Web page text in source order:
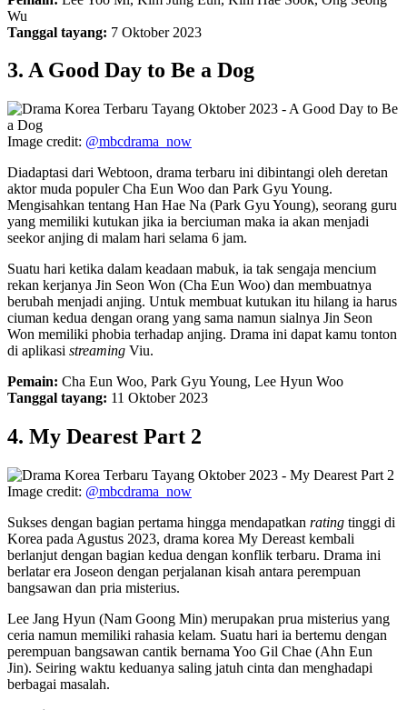
Wu
Tanggal tayang: 7 Oktober 2023
3. A Good Day to Be a Dog
Image credit: @mbcdrama_now
Diadaptasi dari Webtoon, drama terbaru ini dibintangi oleh deretan
aktor muda populer Cha Eun Woo dan Park Gyu Young.
Mengisahkan tentang Han Hae Na (Park Gyu Young), seorang guru
yang memiliki kutukan jika ia berciuman maka ia akan menjadi
seekor anjing di malam hari selama 6 jam.
Suatu hari ketika dalam keadaan mabuk, ia tak sengaja mencium
rekan kerjanya Jin Seon Won (Cha Eun Woo) dan membuatnya
berubah menjadi anjing. Untuk membuat kutukan itu hilang ia harus
ciuman kedua dengan orang yang sama namun sialnya Jin Seon
Won memiliki phobia terhadap anjing. Drama ini dapat kamu tonton
di aplikasi streaming Viu.
Pemain: Cha Eun Woo, Park Gyu Young, Lee Hyun Woo
Tanggal tayang: 11 Oktober 2023
4. My Dearest Part 2
Image credit: @mbcdrama_now
Sukses dengan bagian pertama hingga mendapatkan rating tinggi di
Korea pada Agustus 2023, drama korea My Dereast kembali
berlanjut dengan bagian kedua dengan konflik terbaru. Drama ini
berlatar era Joseon dengan perjalanan kisah antara perempuan
bangsawan dan pria misterius.
Lee Jang Hyun (Nam Goong Min) merupakan prua misterius yang
ceria namun memiliki rahasia kelam. Suatu hari ia bertemu dengan
perempuan bangsawan cantik bernama Yoo Gil Chae (Ahn Eun
Jin). Seiring waktu keduanya saling jatuh cinta dan menghadapi
berbagai masalah.